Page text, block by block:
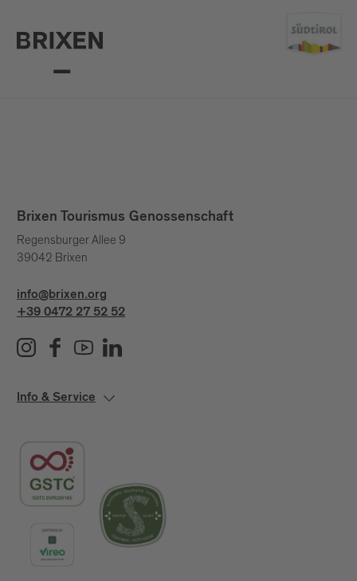
Brixen Tourismus Genossenschaft
Regensburger Allee 9
39042 Brixen
info@brixen.org
+39 0472 27 52 52
Info & Service